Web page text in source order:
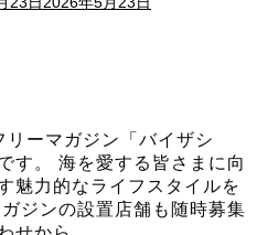
ーマガジン「バイザシ
す。 海を愛する皆さまに向
魅力的なライフスタイルを
ジンの設置店舗も随時募集